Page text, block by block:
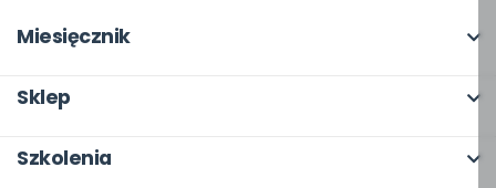
Miesięcznik
Scenariusze i artykuły
Sklep
Szkolenia